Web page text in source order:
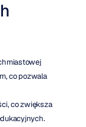
co pozwala
co zwiększa